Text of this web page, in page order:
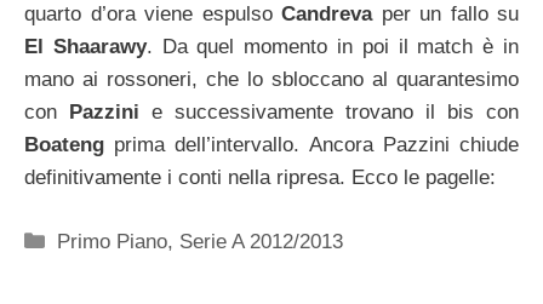
quarto d’ora viene espulso Candrevaper un fallo su
El Shaarawy. Da quel momento in poi il match è in
mano ai rossoneri, che lo sbloccano al quarantesimo
con Pazzini e successivamente trovano il bis con
Boateng prima dell’intervallo. Ancora Pazzini chiude
definitivamente i conti nella ripresa. Ecco le pagelle:
Categorie
Primo Piano, Serie A 2012/2013